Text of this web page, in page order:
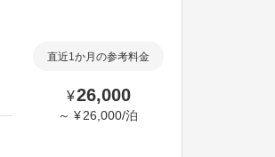
直近1か月の参考料金
¥26,000
～ ¥ 26,000/泊